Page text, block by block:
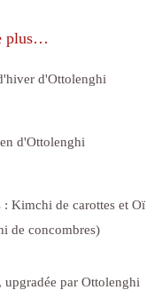
plus…
d'Ottolenghi
d'Ottolenghi
Kimchi de carottes et Oï
de concombres)
par Ottolenghi